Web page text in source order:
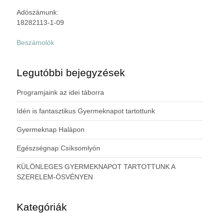
Adószámunk:
18282113-1-09
Beszámolók
Legutóbbi bejegyzések
Programjaink az idei táborra
Idén is fantasztikus Gyermeknapot tartottunk
Gyermeknap Halápon
Egészségnap Csíksomlyón
KÜLÖNLEGES GYERMEKNAPOT TARTOTTUNK A
SZERELEM-ÖSVÉNYEN
Kategóriák